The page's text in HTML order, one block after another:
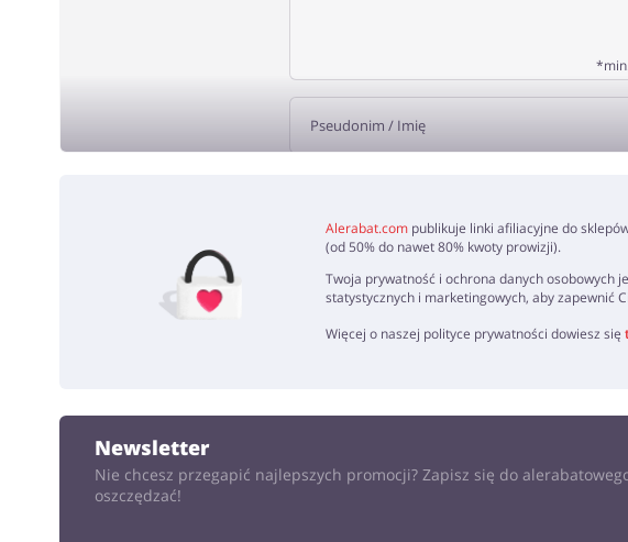
Alerabat.compublikuje linki afiliacyjne do
(od 50% do nawet 80% kwoty prowizji).
Twoja prywatność i ochrona danych osobowych
statystycznych i marketingowych, aby zapewnić
Więcej o naszej polityce prywatności dowiesz się
Newsletter
Nie chcesz przegapić najlepszych promocji? Zapisz się do
oszczędzać!